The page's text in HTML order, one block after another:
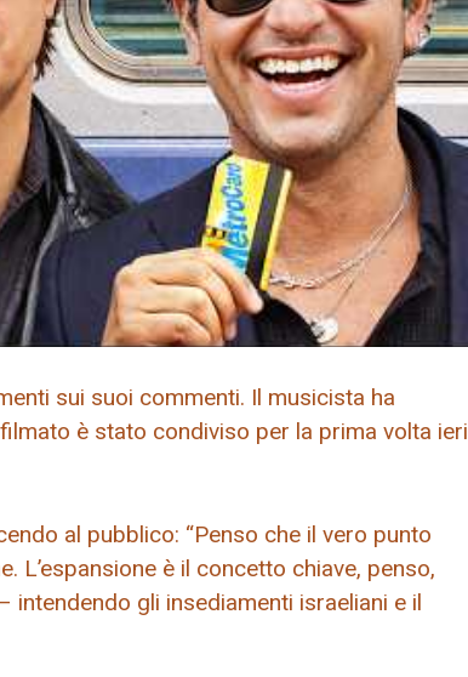
sui suoi commenti. Il musicista ha
è stato condiviso per la prima volta ieri
al pubblico: “Penso che il vero punto
L’espansione è il concetto chiave, penso,
intendendo gli insediamenti israeliani e il